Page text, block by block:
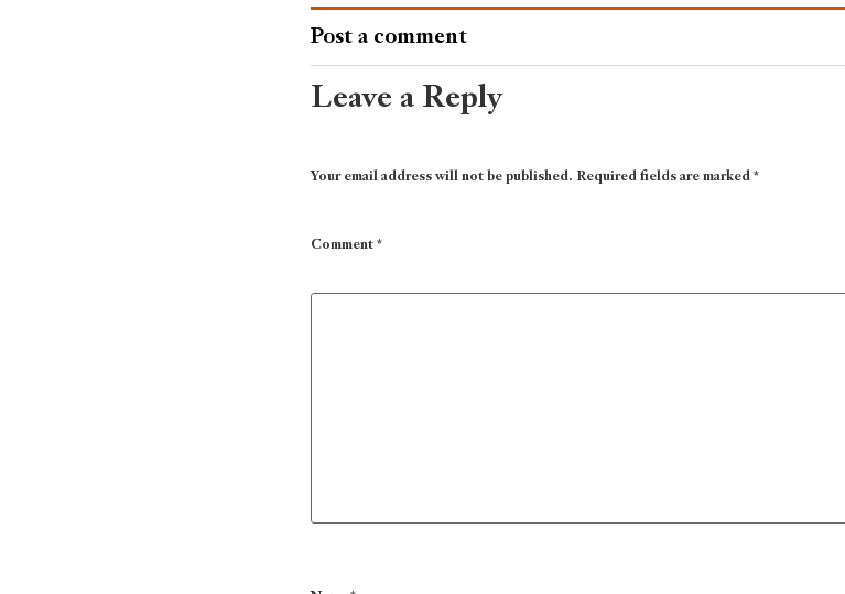
Post a comment
Leave a Reply
Your email address will not be published.Required fields are marked*
Comment*